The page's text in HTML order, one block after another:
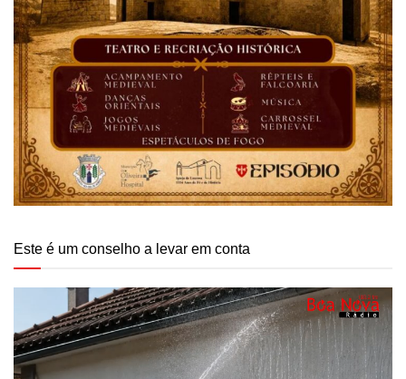
Este é um conselho a levar em conta